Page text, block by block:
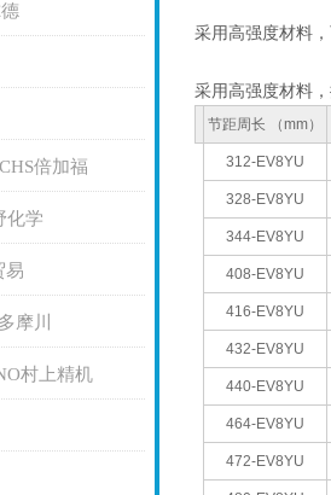
倍加福
化学
易
摩川
村上精机
采用高强度材料
采用高强度材料
节距周长 （mm）
312-EV8YU
328-EV8YU
344-EV8YU
408-EV8YU
416-EV8YU
432-EV8YU
440-EV8YU
464-EV8YU
472-EV8YU